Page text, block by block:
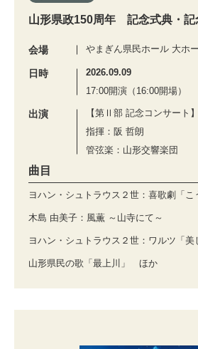
山形県政150周年 記念式典・記
会場 やまぎん県民ホール 大ホ
日時
2026.09.09
17:00開演（16:00開場）
出演
【第Ⅱ部 記念コンサート】
指揮：阪 哲朗
管弦楽：山形交響楽団
曲目
ヨハン・シュトラウス２世：喜歌劇「こ
木島 由美子：風薫 ～山寺にて～
ヨハン・シュトラウス２世：ワルツ「美
山形県民の歌「最上川」 ほか